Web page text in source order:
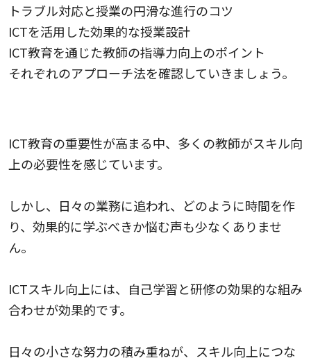
トラブル対応と授業の円滑な進行のコツ
ICTを活用した効果的な授業設計
ICT教育を通じた教師の指導力向上のポイント
それぞれのアプローチ法を確認していきましょう。
ICT教育の重要性が高まる中、多くの教師がスキル向
上の必要性を感じています。
しかし、日々の業務に追われ、どのように時間を作
り、効果的に学ぶべきか悩む声も少なくありませ
ん。
ICTスキル向上には、自己学習と研修の効果的な組み
合わせが効果的です。
日々の小さな努力の積み重ねが、スキル向上につな